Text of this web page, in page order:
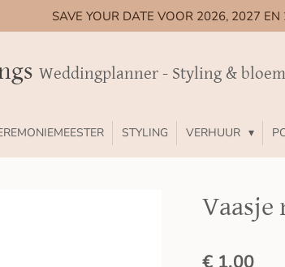
SAVE YOUR DATE VOOR 2026, 2027
Weddingplanner - Styling &
STYLING VERHUUR
Vaasje
€ 1,00